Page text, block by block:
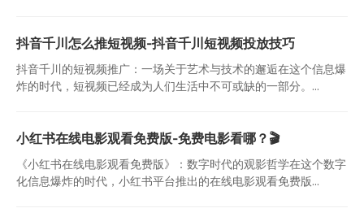
抖音千川怎么推短视频-抖音千川短视频投放技巧
抖音千川的短视频推广：一场关于艺术与技术的邂逅在这个信息爆
炸的时代，短视频已经成为人们生活中不可或缺的一部分。...
小红书在线电影观看免费版-免费电影看哪？🎬
《小红书在线电影观看免费版》：数字时代的观影哲学在这个数字
化信息爆炸的时代，小红书平台推出的在线电影观看免费版...